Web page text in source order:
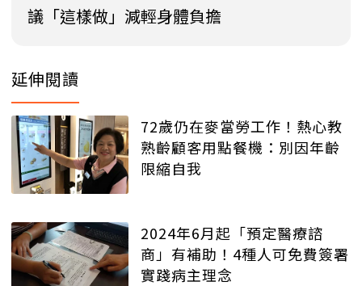
議「這樣做」減輕身體負擔
延伸閱讀
72歲仍在麥當勞工作！熱心教
熟齡顧客用點餐機：別因年齡
限縮自我
2024年6月起「預定醫療諮
商」有補助！4種人可免費簽署
實踐病主理念